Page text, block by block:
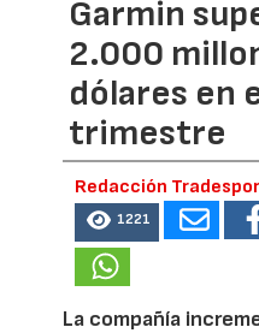
Garmin
2.000
dólares en
trimestre
Redacción
1221
La compañía